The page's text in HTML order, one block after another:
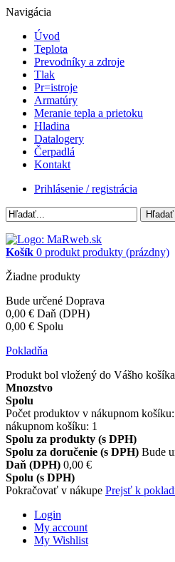
Navigácia
Úvod
Teplota
Prevodníky a zdroje
Tlak
Pr=istroje
Armatúry
Meranie tepla a prietoku
Hladina
Datalogery
Čerpadlá
Kontakt
Prihlásenie / registrácia
Hľadať
Košík 0 produkt produkty (prázdny)
Žiadne produkty
Bude určené Doprava
0,00 € Daň (DPH)
0,00 € Spolu
Pokladňa
Produkt bol vložený do Vášho košíka
Mnozstvo
Spolu
Počet produktov v nákupnom košíku:
nákupnom košíku: 1
Spolu za produkty (s DPH)
Spolu za doručenie (s DPH) Bude
Daň (DPH) 0,00 €
Spolu (s DPH)
Pokračovať v nákupe Prejsť k
Login
My account
My Wishlist